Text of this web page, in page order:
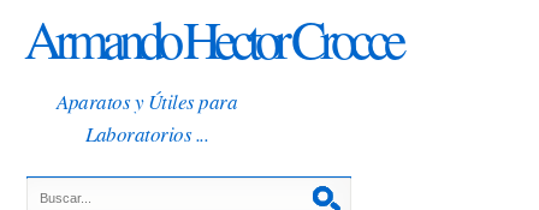
Armando Hector Crocce
Aparatos y Útiles para
Laboratorios ...